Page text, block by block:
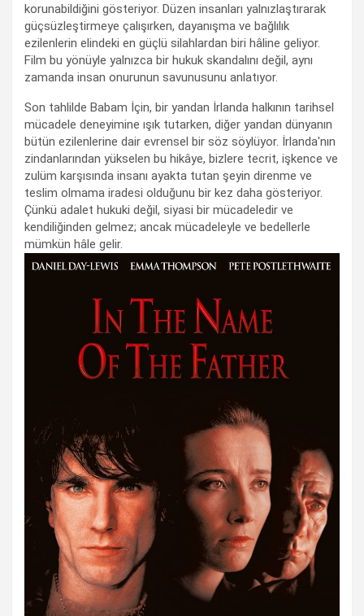
korunabildiğini gösteriyor. Düzen insanları yalnızlaştırarak
güçsüzleştirmeye çalışırken, dayanışma ve bağlılık
ezilenlerin elindeki en güçlü silahlardan biri hâline geliyor.
Film bu yönüyle yalnızca bir hukuk skandalını değil, aynı
zamanda insan onurunun savunusunu anlatıyor.
Son tahlilde Babam İçin, bir yandan İrlanda halkının tarihsel
mücadele deneyimine ışık tutarken, diğer yandan dünyanın
bütün ezilenlerine dair evrensel bir söz söylüyor. İrlanda'nın
zindanlarından yükselen bu hikâye, bizlere tecrit, işkence ve
zulüm karşısında insanı ayakta tutan şeyin direnme ve
teslim olmama iradesi olduğunu bir kez daha gösteriyor.
Çünkü adalet hukuki değil, siyasi bir mücadeledir ve
kendiliğinden gelmez; ancak mücadeleyle ve bedellerle
mümkün hâle gelir.